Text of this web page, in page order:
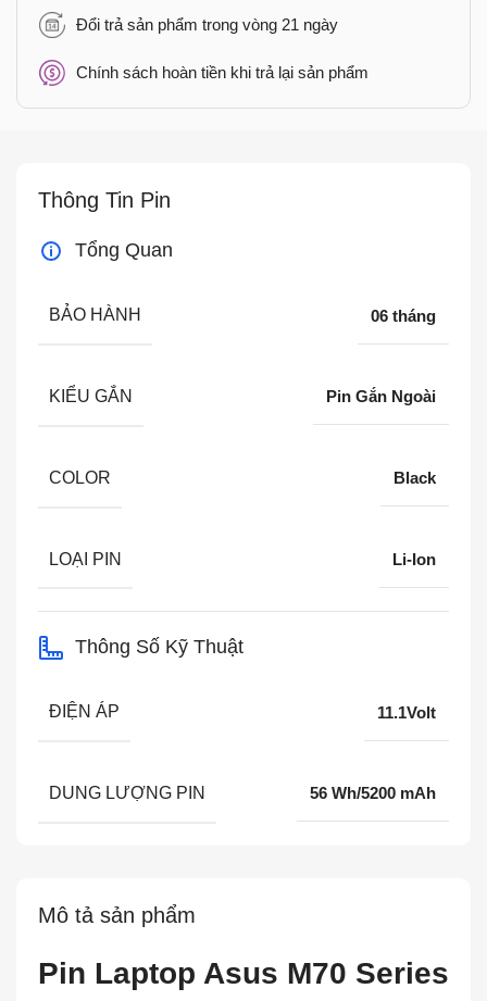
Đổi trả sản phẩm trong vòng 21 ngày
Chính sách hoàn tiền khi trả lại sản phẩm
Mô tả sản phẩm
Pin Laptop Asus M70 Series
Thông Tin Pin
Tổng Quan
BẢO HÀNH 06 tháng
KIỂU GẮN Pin Gắn Ngoài
COLOR Black
LOẠI PIN Li-Ion
Thông Số Kỹ Thuật
ĐIỆN ÁP 11.1Volt
DUNG LƯỢNG PIN 56 Wh/5200 mAh